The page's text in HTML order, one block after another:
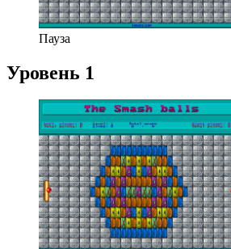
Пауза
Уровень 1